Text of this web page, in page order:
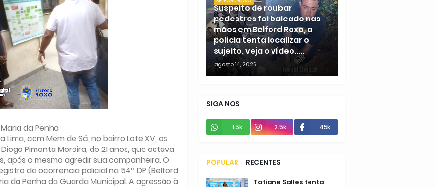
Maria da Penha
Lima, com Mem de Sá, no bairro Lote XV, os
Pimenta Moreira, de 21 anos, que estava
após o mesmo agredir sua companheira. O
da ocorrência policial na 54ª DP (Belford
da Penha da Guarda Municipal. A agressão à
Suspeito de roubar
pedestres foi baleado nas
mãos em Belford Roxo, a
polícia tenta localizar o
sujeito, veja o vídeo.....
agosto 14, 2025
SIGA NOS
1.5k 2.5k 45k
POPULAR
RECENTES
COMENTÁRIOSTatiane Salles tenta